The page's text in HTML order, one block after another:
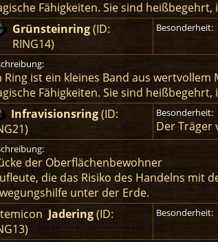
Fähigkeiten. Sie sind
Grünsteinring(ID:
RING14)
Besonderheit:
Ring ist ein kleines Band aus
Fähigkeiten. Sie sind
Infravisionsring(ID:
Besonderheit:
Der Träger
der Oberflächenbewohner
die das Risiko des Handelns mit
unter der Erde.
Jadering(ID:
Besonderheit: